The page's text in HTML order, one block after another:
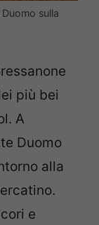
sulla
più bei
A
Duomo
alla
e